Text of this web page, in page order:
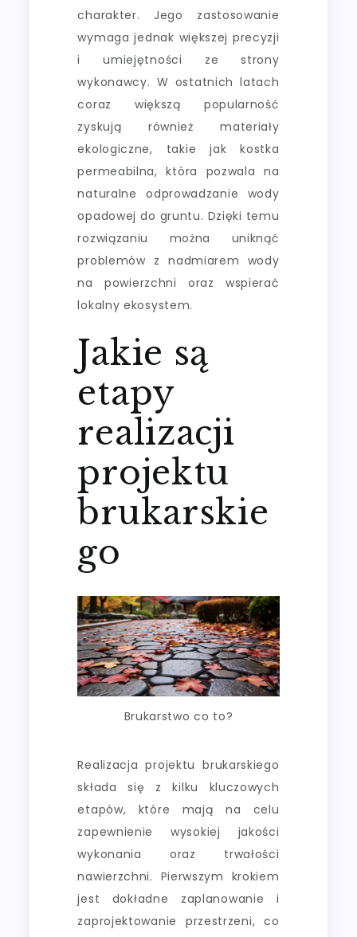
charakter. Jego zastosowanie
wymaga jednak większej precyzji
i umiejętności ze strony
wykonawcy. W ostatnich latach
coraz większą popularność
zyskują również materiały
ekologiczne, takie jak kostka
permeabilna, która pozwala na
naturalne odprowadzanie wody
opadowej do gruntu. Dzięki temu
rozwiązaniu można uniknąć
problemów z nadmiarem wody
na powierzchni oraz wspierać
lokalny ekosystem.
Jakie są
etapy
realizacji
projektu
brukarskie
go
Brukarstwo co to?
Realizacja projektu brukarskiego
składa się z kilku kluczowych
etapów, które mają na celu
zapewnienie wysokiej jakości
wykonania oraz trwałości
nawierzchni. Pierwszym krokiem
jest dokładne zaplanowanie i
zaprojektowanie przestrzeni, co